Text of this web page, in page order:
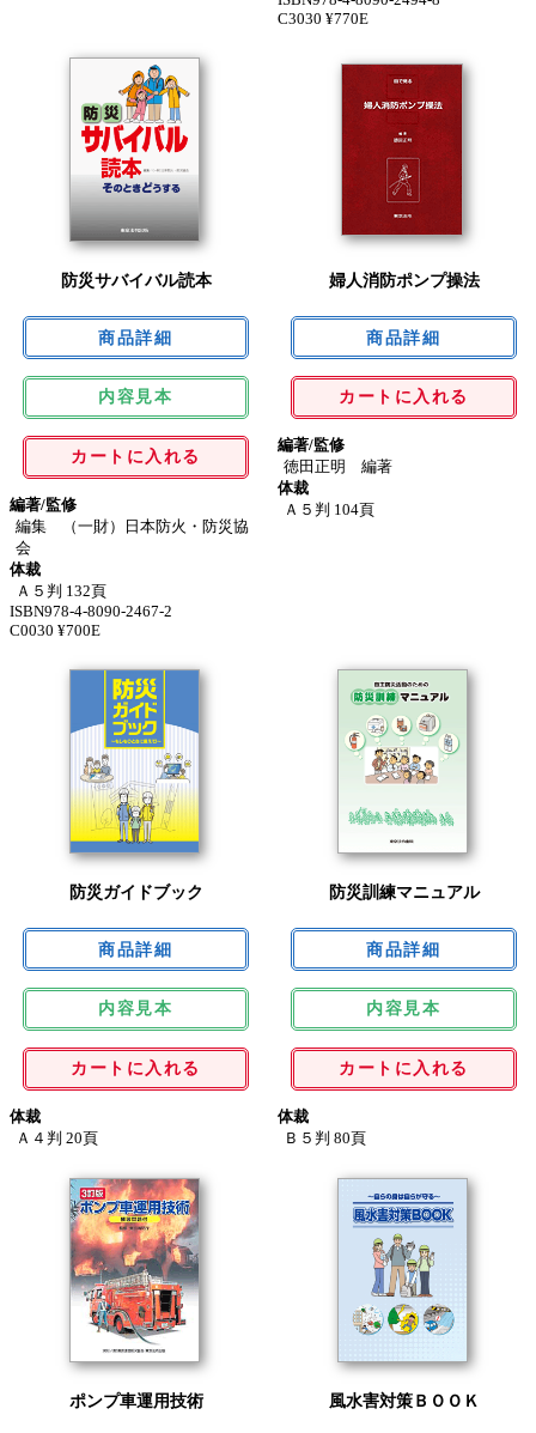
C3030 ¥770E
防災サバイバル読本
内容見本
カートに入れる
編著/監修
編集 （一財）日本防火・防災協
会
体裁
Ａ５判 132頁
ISBN978-4-8090-2467-2
C0030 ¥700E
婦人消防ポンプ操法
カートに入れる
編著/監修
徳田正明 編著
体裁
Ａ５判 104頁
防災ガイドブック
内容見本
カートに入れる
体裁
Ａ４判 20頁
防災訓練マニュアル
内容見本
カートに入れる
体裁
Ｂ５判 80頁
ポンプ車運用技術 風水害対策ＢＯＯＫ